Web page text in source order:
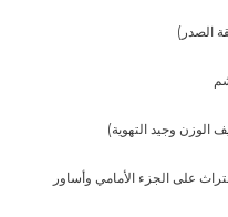
الصدر)
وجيد التهوية)
على الجزء الأمامي وأساور